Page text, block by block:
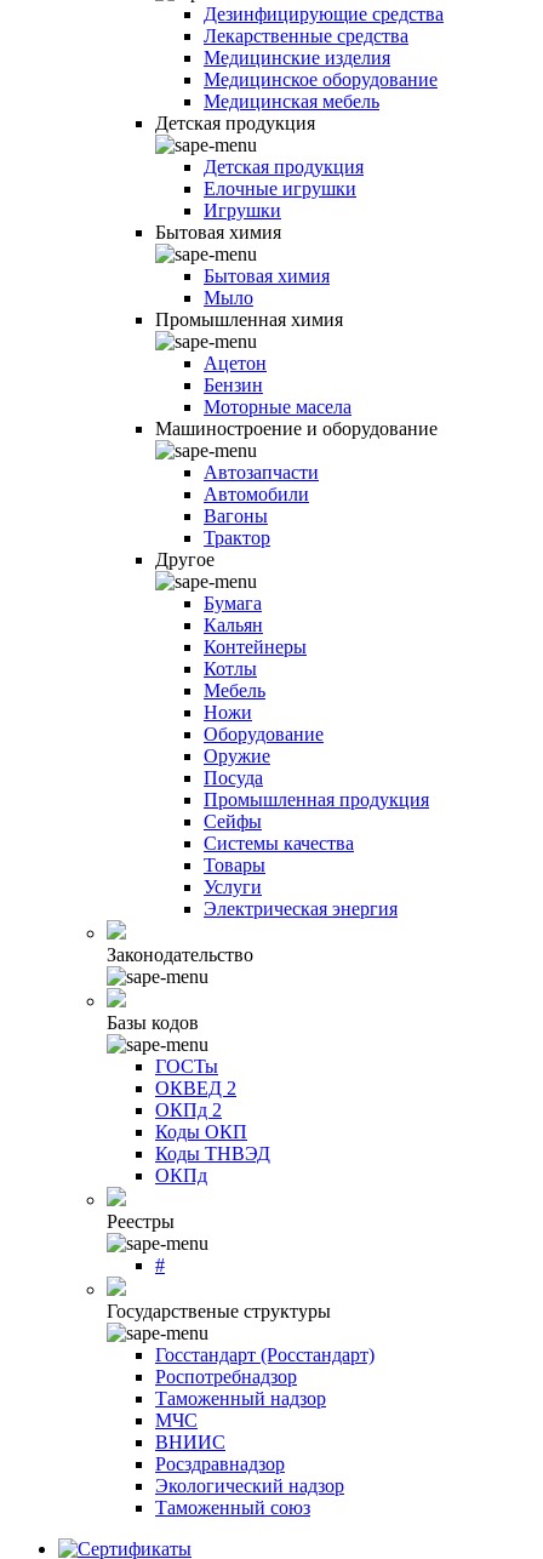
Дезинфицирующие средства
Лекарственные средства
Медицинские изделия
Медицинское оборудование
Медицинская мебель
Детская продукция
Детская продукция
Елочные игрушки
Игрушки
Бытовая химия
Бытовая химия
Мыло
Промышленная химия
Ацетон
Бензин
Моторные масела
Машиностроение и оборудование
Автозапчасти
Автомобили
Вагоны
Трактор
Другое
Бумага
Кальян
Контейнеры
Котлы
Мебель
Ножи
Оборудование
Оружие
Посуда
Промышленная продукция
Сейфы
Системы качества
Товары
Услуги
Электрическая энергия
Законодательство
Базы кодов
ГОСТы
ОКВЕД 2
ОКПд 2
Коды ОКП
Коды ТНВЭД
ОКПд
Реестры
#
Государственые структуры
Госстандарт (Росстандарт)
Роспотребнадзор
Таможенный надзор
МЧС
ВНИИС
Росздравнадзор
Экологический надзор
Таможенный союз